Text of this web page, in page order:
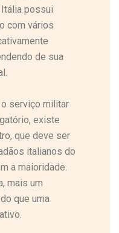
possui
com vários
de sua
serviço militar
existe
que deve ser
italianos do
a maioridade.
mais um
que uma